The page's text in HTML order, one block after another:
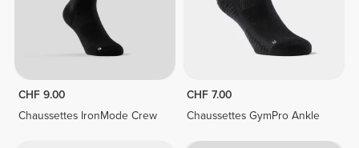
CHF 9.00
Chaussettes IronMode Crew
CHF 7.00
Chaussettes GymPro Ankle